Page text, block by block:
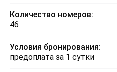
Количество номеров:
46
Условия бронирования:
предоплата за 1 сутки